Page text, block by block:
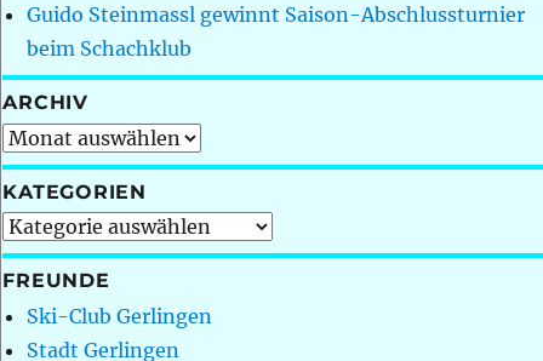
Guido Steinmassl gewinnt Saison-Abschlussturnier
beim Schachklub
ARCHIV
Archiv
KATEGORIEN
Kategorien
FREUNDE
Ski-Club Gerlingen
Stadt Gerlingen